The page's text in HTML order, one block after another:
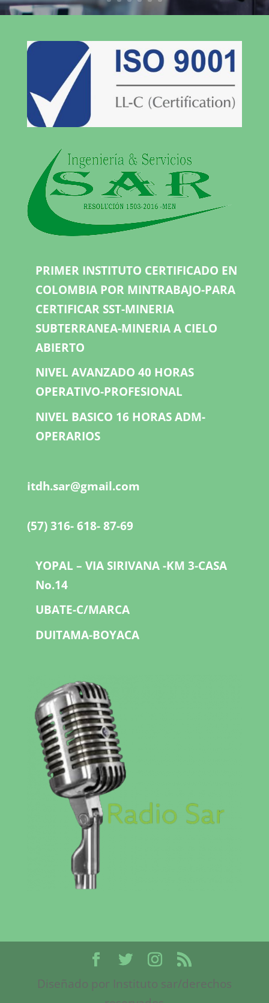
PRIMER INSTITUTO CERTIFICADO EN
COLOMBIA POR MINTRABAJO-PARA
CERTIFICAR SST-MINERIA
SUBTERRANEA-MINERIA A CIELO
ABIERTO
NIVEL AVANZADO 40 HORAS
OPERATIVO-PROFESIONAL
NIVEL BASICO 16 HORAS ADM-
OPERARIOS
itdh.sar@gmail.com
(57) 316- 618- 87-69
YOPAL – VIA SIRIVANA -KM 3-CASA
No.14
UBATE-C/MARCA
DUITAMA-BOYACA
Diseñado por Instituto sar/derechos